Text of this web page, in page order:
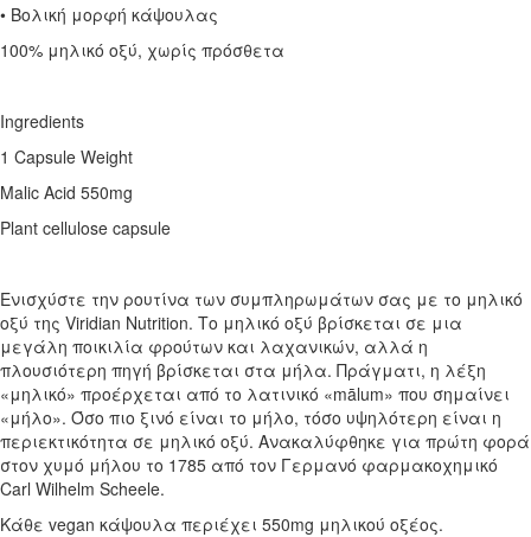
• Βολική μορφή κάψουλας
100% μηλικό οξύ, χωρίς πρόσθετα
Ingredients
1 Capsule Weight
Malic Acid 550mg
Plant cellulose capsule
Ενισχύστε την ρουτίνα των συμπληρωμάτων σας με το μηλικό
οξύ της Viridian Nutrition. Το μηλικό οξύ βρίσκεται σε μια
μεγάλη ποικιλία φρούτων και λαχανικών, αλλά η
πλουσιότερη πηγή βρίσκεται στα μήλα. Πράγματι, η λέξη
«μηλικό» προέρχεται από το λατινικό «mālum» που σημαίνει
«μήλο». Όσο πιο ξινό είναι το μήλο, τόσο υψηλότερη είναι η
περιεκτικότητα σε μηλικό οξύ. Ανακαλύφθηκε για πρώτη φορά
στον χυμό μήλου το 1785 από τον Γερμανό φαρμακοχημικό
Carl Wilhelm Scheele.
Κάθε vegan κάψουλα περιέχει 550mg μηλικού οξέος.